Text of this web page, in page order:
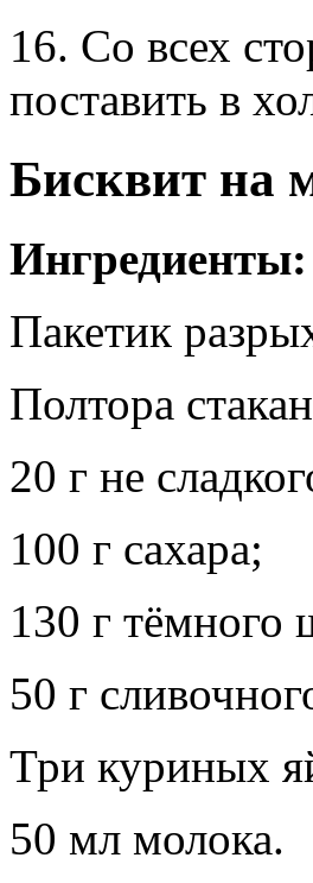
16. Со всех
поставить в
Бисквит на
Ингредиенты:
Пакетик
Полтора
20 г не
100 г сахара;
130 г тёмного
50 г
Три куриных
50 мл молока.